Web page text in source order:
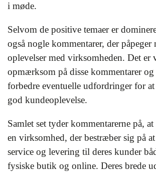
i møde.
Selvom de positive temaer er
også nogle kommentarer, der påpeger
oplevelser med virksomheden. Det
opmærksom på disse kommentarer og
forbedre eventuelle udfordringer for
god kundeoplevelse.
Samlet set tyder kommentarerne på,
en virksomhed, der bestræber sig på
service og levering til deres kunder
fysiske butik og online. Deres brede